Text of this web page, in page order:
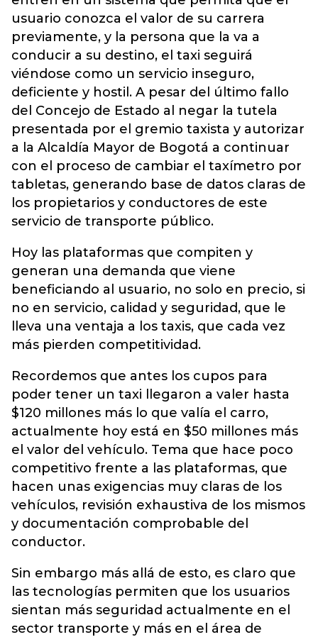
usuario conozca el valor de su carrera
previamente, y la persona que la va a
conducir a su destino, el taxi seguirá
viéndose como un servicio inseguro,
deficiente y hostil. A pesar del último fallo
del Concejo de Estado al negar la tutela
presentada por el gremio taxista y autorizar
a la Alcaldía Mayor de Bogotá a continuar
con el proceso de cambiar el taxímetro por
tabletas, generando base de datos claras de
los propietarios y conductores de este
servicio de transporte público.
Hoy las plataformas que compiten y
generan una demanda que viene
beneficiando al usuario, no solo en precio, si
no en servicio, calidad y seguridad, que le
lleva una ventaja a los taxis, que cada vez
más pierden competitividad.
Recordemos que antes los cupos para
poder tener un taxi llegaron a valer hasta
$120 millones más lo que valía el carro,
actualmente hoy está en $50 millones más
el valor del vehículo. Tema que hace poco
competitivo frente a las plataformas, que
hacen unas exigencias muy claras de los
vehículos, revisión exhaustiva de los mismos
y documentación comprobable del
conductor.
Sin embargo más allá de esto, es claro que
las tecnologías permiten que los usuarios
sientan más seguridad actualmente en el
sector transporte y más en el área de